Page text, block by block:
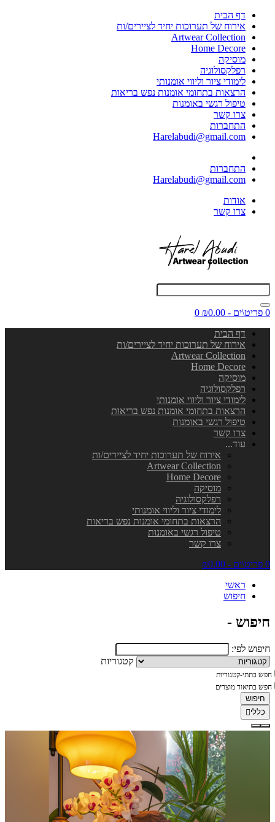
דף הבית
אירוח של תערוכות יחיד לציירים/ות
Artwear Collection
Home Decore
מוסיקה
רפלקסולוגיה
לימודי ציור וליווי אומנותי
הרצאות בתחומי אומנות נפש בריאות
טיפול רגשי באומנות
צרו קשר
התחברות
Harelabudi@gmail.com
התחברות
Harelabudi@gmail.com
אודות
צרו קשר
0 פריט\ים - ₪0.00
0
דף הבית
אירוח של תערוכות יחיד לציירים/ות
Artwear Collection
Home Decore
מוסיקה
רפלקסולוגיה
לימודי ציור וליווי אומנותי
הרצאות בתחומי אומנות נפש בריאות
טיפול רגשי באומנות
צרו קשר
עוד...
אירוח של תערוכות יחיד לציירים/ות
Artwear Collection
Home Decore
מוסיקה
רפלקסולוגיה
לימודי ציור וליווי אומנותי
הרצאות בתחומי אומנות נפש בריאות
טיפול רגשי באומנות
צרו קשר
0 פריט\ים - ₪0.00
ראשי
חיפוש
חיפוש -
חיפוש לפי:
קטגוריות
חפש בתתי-קטגוריות
חפש בתיאור מוצרים
כללי